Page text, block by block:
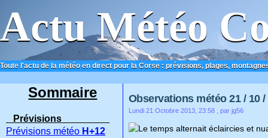
Actu Météo
Toute l'actu de la météo en direct pour la Corse : prévisions, plages,
ACCUEIL CONTACT
Observations météo 21 / 10 /
Lundi 21 Octobre 2013, 23:58 , par jg56
Le temps alternait éclaircies et
Sommaire
Prévisions
Prévisions météo H+12